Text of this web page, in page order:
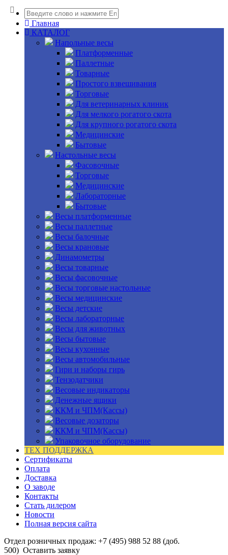
Главная
КАТАЛОГ
Напольные весы
Платформенные
Паллетные
Товарные
Простого взвешивания
Торговые
Для ветеринарных клиник
Для мелкого рогатого скота
Для крупного рогатого скота
Медицинские
Бытовые
Настольные весы
Фасовочные
Торговые
Медицинские
Лабораторные
Бытовые
Весы платформенные
Весы паллетные
Весы балочные
Весы крановые
Динамометры
Весы товарные
Весы фасовочные
Весы торговые настольные
Весы медицинские
Весы детские
Весы лабораторные
Весы для животных
Весы бытовые
Весы кухонные
Весы автомобильные
Гири и наборы гирь
Тензодатчики
Весовые индикаторы
Денежные ящики
ККМ и ЧПМ(Кассы)
Весовые дозаторы
ККМ и ЧПМ(Кассы)
Упаковочное оборудование
ТЕХ ПОДДЕРЖКА
Сертификаты
Оплата
Доставка
О заводе
Контакты
Стать дилером
Новости
Полная версия сайта
Отдел розничных продаж: +7 (495) 988 52 88 (доб.
500) Оставить заявку